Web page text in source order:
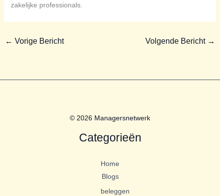
zakelijke professionals.
← Vorige Bericht Volgende Bericht →
© 2026 Managersnetwerk
Categorieën
Home
Blogs
beleggen